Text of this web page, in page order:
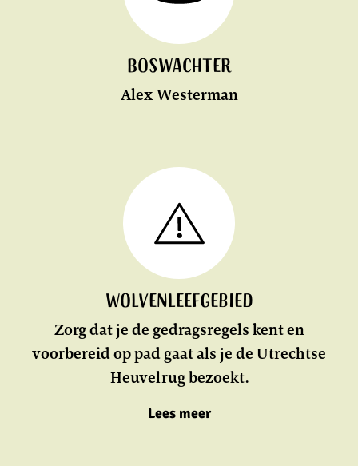
Boswachter
Alex Westerman
Wolvenleefgebied
Zorg dat je de gedragsregels kent en
voorbereid op pad gaat als je de Utrechtse
Heuvelrug bezoekt.
Lees meer